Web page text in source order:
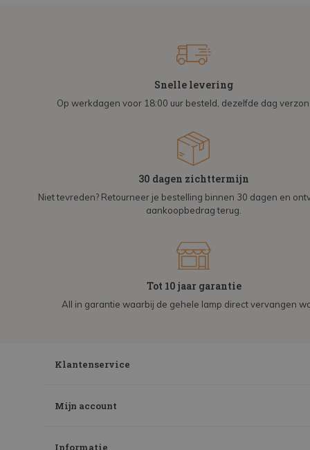
Snelle levering
Op werkdagen voor 18:00 uur besteld, dezelfde dag
30 dagen zichttermijn
Niet tevreden? Retourneer je bestelling binnen 30 dagen en
aankoopbedrag terug.
Tot 10 jaar garantie
All in garantie waarbij de gehele lamp direct vervangen
Klantenservice
Mijn account